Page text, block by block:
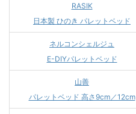
RASIK
日本製 ひのき パレットベッド
ネルコンシェルジュ
E-DIYパレットベッド
山善
パレットベッド 高さ9cm／12cm